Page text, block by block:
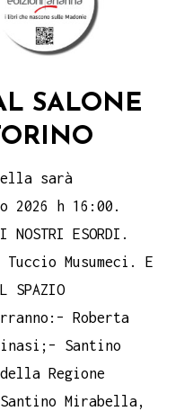
SALONE
sarà
2026 h 16:00.
ESORDI.
Musumeci. E
SPAZIO
Roberta
Santino
Regione
Mirabella,